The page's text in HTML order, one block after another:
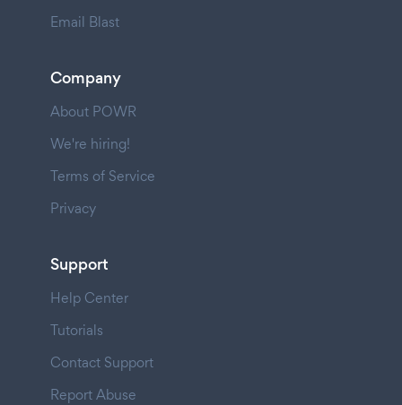
Email Blast
Company
About POWR
We're hiring!
Terms of Service
Privacy
Support
Help Center
Tutorials
Contact Support
Report Abuse